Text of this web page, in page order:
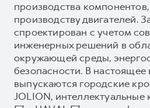
производства
производству двигателей.
спроектирован с учетом
инженерных решений в
окружающей среды,
безопасности. В настоящее
выпускаются городские
JOLION, интеллектуальные